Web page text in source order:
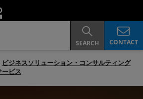
SEARCH CONTACT
ビジネスソリューション・コンサルティング
ービス